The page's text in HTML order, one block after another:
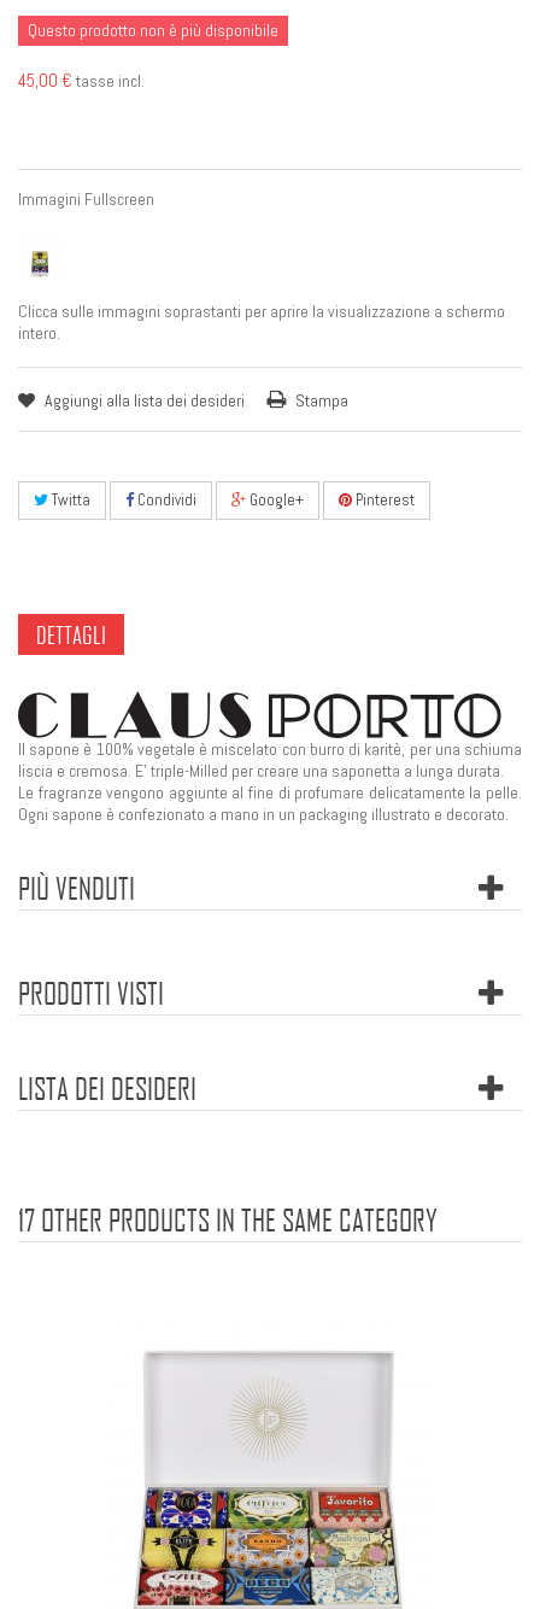
Questo prodotto non è più disponibile
45,00 € tasse incl.
Immagini Fullscreen
Clicca sulle immagini soprastanti per aprire la visualizzazione a schermo
intero.
Aggiungi alla lista dei desideri Stampa
Twitta Condividi Google+ Pinterest
DETTAGLI
Il sapone è 100% vegetale è miscelato con burro di karitè, per una schiuma
liscia e cremosa. E' triple-Milled per creare una saponetta a lunga durata.
Le fragranze vengono aggiunte al fine di profumare delicatamente la pelle.
Ogni sapone è confezionato a mano in un packaging illustrato e decorato.
PIÙ VENDUTI
PRODOTTI VISTI
LISTA DEI DESIDERI
17 OTHER PRODUCTS IN THE SAME CATEGORY